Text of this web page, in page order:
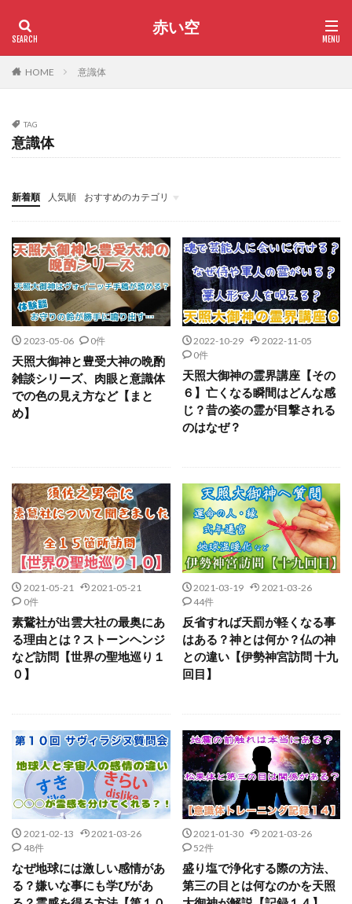
赤い空
HOME 意識体
TAG
意識体
新着順 人気順
おすすめのカテゴリ
サヴィラジヌ星
神様・神社
歴史上の人物
霊的な話
2023-05-06 0件
天照大御神と豊受大神の晩酌
雑談シリーズ、肉眼と意識体
での色の見え方など【まと
め】
2022-10-29
2022-11-05
0件
天照大御神の霊界講座【その
６】亡くなる瞬間はどんな感
じ？昔の姿の霊が目撃される
のはなぜ？
2021-05-21
2021-05-21
0件
素鵞社が出雲大社の最奥にあ
る理由とは？ストーンヘンジ
など訪問【世界の聖地巡り１
０】
2021-03-19
2021-03-26
44件
反省すれば天罰が軽くなる事
はある？神とは何か？仏の神
との違い【伊勢神宮訪問 十九
回目】
2021-02-13
2021-03-26
48件
なぜ地球には激しい感情があ
る？嫌いな事にも学びがあ
2021-01-30
2021-03-26
52件
盛り塩で浄化する際の方法、
第三の目とは何なのかを天照